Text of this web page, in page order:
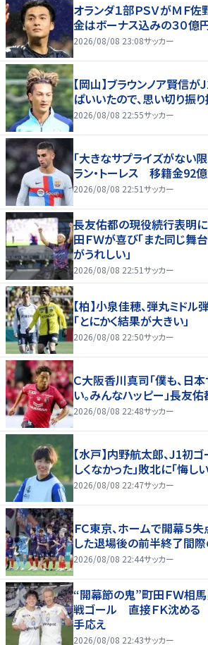
オランダ１部ＰＳＶがＭ
金はボーナス込みの３０億
2026/08/08 23:08サッカー
【岡山】ブラウンノア賢信
ぱいいたので、思い切り振り
2026/08/08 22:55サッカー
「大きなサプライズがない
ラン・トーレス 移籍金92
2026/08/08 22:51サッカー
長友佑都の現役続行表明
田ＦＷが喜び「また同じ舞
がうれしい」
2026/08/08 22:51サッカー
【柏】小泉佳穂、弾丸ミド
「とにかく結果が大きい」
2026/08/08 22:50サッカー
Ｃ大阪香川真司「僕も、日
い。みんなハッピー」長友
2026/08/08 22:48サッカー
【水戸】内野航太郎、J1初
しくなかった」敗北に「悔しい
2026/08/08 22:47サッカー
ＦＣ東京、ホームで開幕
した退場後の前半終了間
2026/08/08 22:44サッカー
“開幕節の鬼”町田ＦＷ相
戦ゴール 直接ＦＫ沈める
手応え
2026/08/08 22:43サッカー